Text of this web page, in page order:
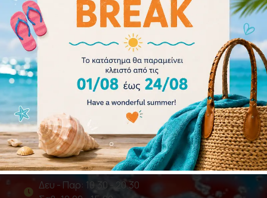
σταθμό του ΜΕΤΡΟ ΑΙΓΑΛΕΩ, μπορείτε να βρείτε
και να εξοπλιστείτε με όλα τα κολυμβητικά είδη.
Επικοινωνία
210 5989159 - 6945238569
Δημαρχείου 52, Κολυμβητήριο Αιγάλεω
Δευ - Παρ: 10.30 - 20.30